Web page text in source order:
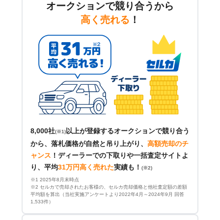
オークションで競り合うから
高く売れる ！
8,000社(※1)以上が登録するオークションで競り合う
から、落札価格が自然と吊り上がり、 高額売却のチ
ャンス ！ ディーラーでの下取りや一括査定サイトよ
り、平均31万円高く売れた実績も！ (※2)
※1 2025年8月末時点
※2 セルカで売却されたお客様の、セルカ売却価格と他社査定額の差額
平均額を算出（当社実施アンケートより2022年4月～2024年9月 回答
1,533件）